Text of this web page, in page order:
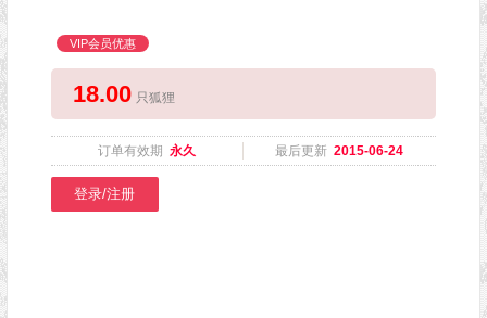
VIP会员优惠
18.00 只狐狸
订单有效期 永久 最后更新 2015-06-24
登录/注册